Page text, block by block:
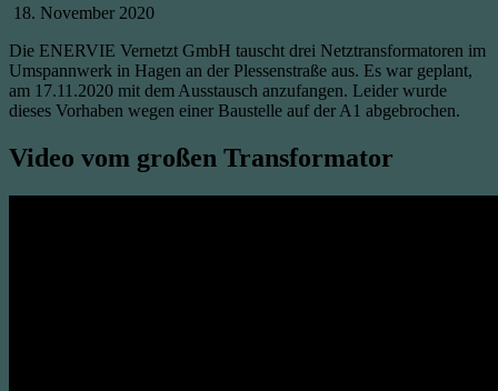
Published
18. November 2020
Die ENERVIE Vernetzt GmbH tauscht drei Netztransformatoren im
Umspannwerk in Hagen an der Plessenstraße aus. Es war geplant,
am 17.11.2020 mit dem Ausstausch anzufangen. Leider wurde
dieses Vorhaben wegen einer Baustelle auf der A1 abgebrochen.
Video vom großen Transformator